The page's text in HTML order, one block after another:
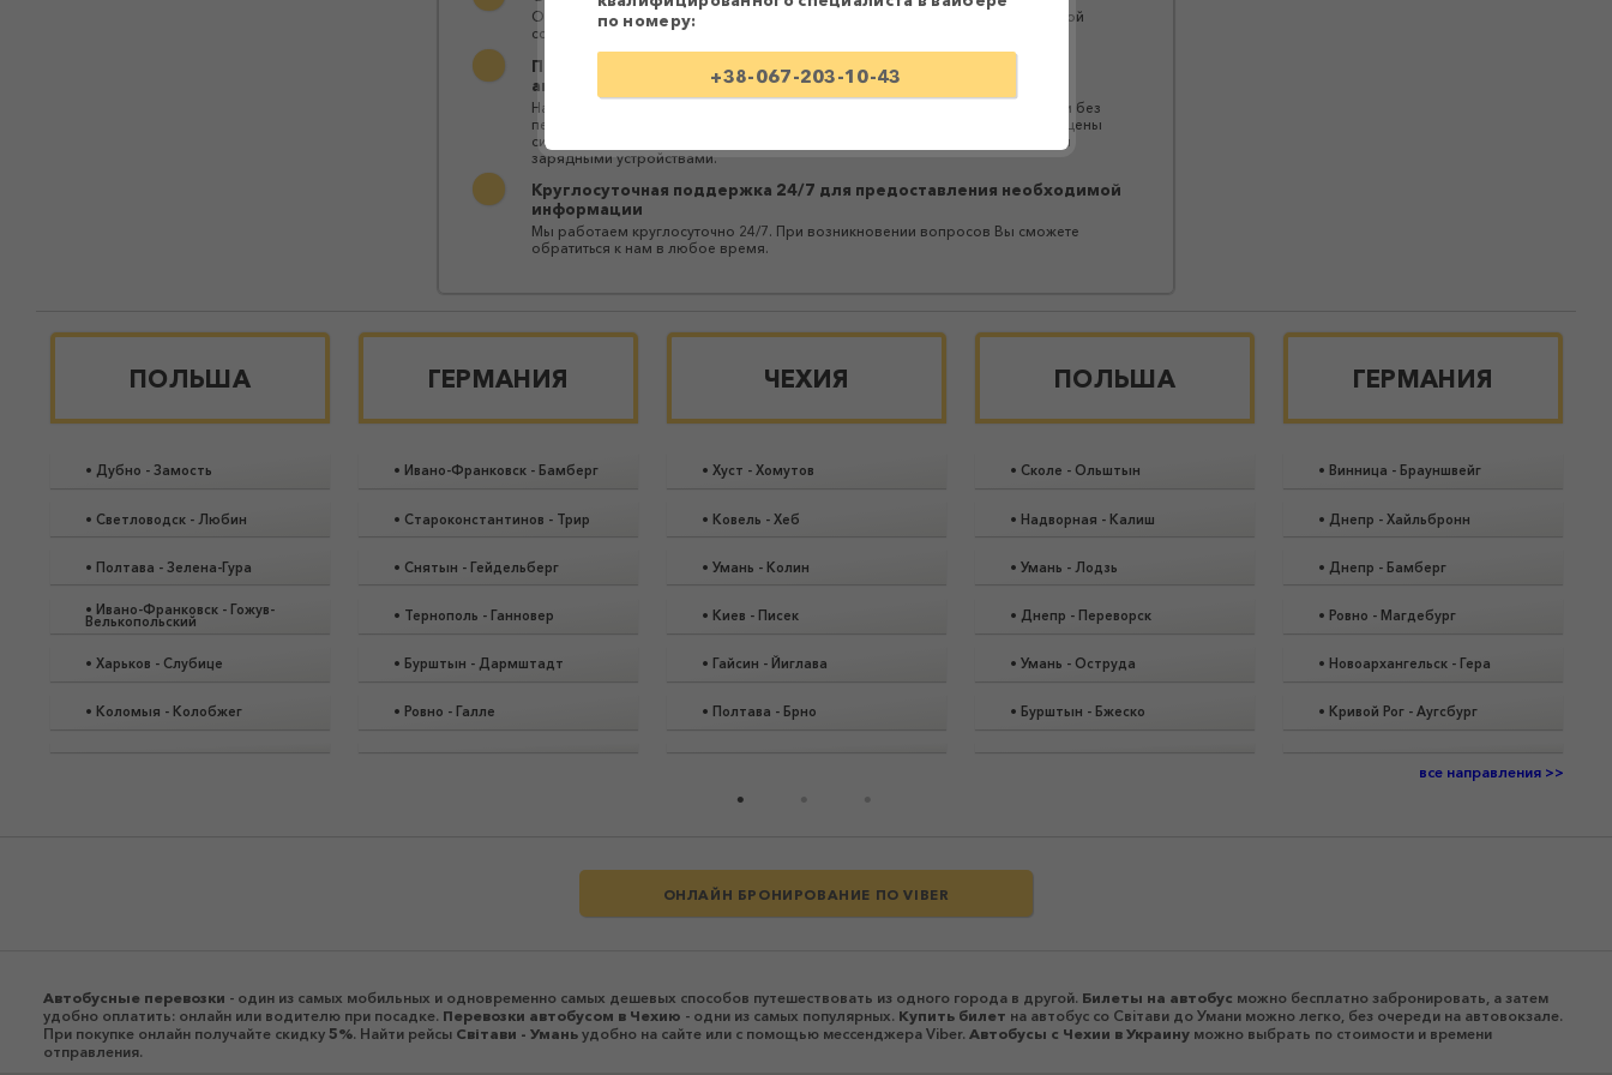
Оплатить билет можно водителю при посадке в автобус или за персональной
ссылкой в ​​Приват24.
Перевозки осуществляются большими комфортабельными
автобусами
Наши партнеры предоставляют качественные и надежные услуги перевозки без
пересадок или с быстрой заменой автобуса без ожидания. Автобусы оснащены
системами кондиционирования, аудио- и видеотехникой, Wi-Fi роутерами и
зарядными устройствами.
Круглосуточная поддержка 24/7 для предоставления необходимой
информации
Мы работаем круглосуточно 24/7. При возникновении вопросов Вы сможете
обратиться к нам в любое время.
ПОЛЬША
• Дубно - Замость
• Светловодск - Любин
• Полтава - Зелена-Гура
• Ивано-Франковск - Гожув-
Велькопольский
• Харьков - Слубице
• Коломыя - Колобжег
ГЕРМАНИЯ
• Ивано-Франковск - Бамберг
• Староконстантинов - Трир
• Снятын - Гейдельберг
• Тернополь - Ганновер
• Бурштын - Дармштадт
• Ровно - Галле
ЧЕХИЯ
• Хуст - Хомутов
• Ковель - Хеб
• Умань - Колин
• Киев - Писек
• Гайсин - Йиглава
• Полтава - Брно
ПОЛЬША
• Сколе - Ольштын
• Надворная - Калиш
• Умань - Лодзь
• Днепр - Переворск
• Умань - Оструда
• Бурштын - Бжеско
ГЕРМАНИЯ
• Винница - Брауншвейг
• Днепр - Хайльбронн
• Днепр - Бамберг
• Ровно - Магдебург
• Новоархангельск - Гера
• Кривой Рог - Аугсбург
все направления >>
ОНЛАЙН БРОНИРОВАНИЕ ПО VIBER
Автобусные перевозки - один из самых мобильных и одновременно самых дешевых способов путешествовать из одного города в другой. Билеты на автобус можно бесплатно забронировать, а затем
удобно оплатить: онлайн или водителю при посадке. Перевозки автобусом в Чехию - одни из самых популярных. Купить билет на автобус со Світави до Умани можно легко, без очереди на автовокзале.
При покупке онлайн получайте скидку 5%. Найти рейсы Світави - Умань удобно на сайте или с помощью мессенджера Viber. Автобусы c Чехии в Украину можно выбрать по стоимости и времени
отправления.
по номеру:
+38-067-203-10-43